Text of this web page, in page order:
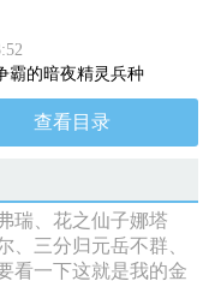
霸的暗夜精灵兵种
查看目录
瑞、花之仙子娜塔
、三分归元岳不群、
看一下这就是我的金